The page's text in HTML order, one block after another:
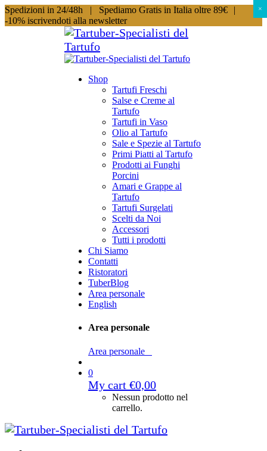
Spedizioni in 24/48h | Spediamo Gratis in Italia oltre 89€
|
-10% iscrivendoti alla newsletter
Shop
Tartufi Freschi
Salse e Creme al
Tartufo
Tartufi in Vaso
Olio al Tartufo
Sale e Spezie al Tartufo
Primi Piatti al Tartufo
Prodotti ai Funghi
Porcini
Amari e Grappe al
Tartufo
Tartufi Surgelati
Scelti da Noi
Accessori
Tutti i prodotti
Chi Siamo
Contatti
Ristoratori
TuberBlog
Area personale
English
Area personale
Area personale
0
My cart €0,00
Nessun prodotto nel
carrello.
×
×